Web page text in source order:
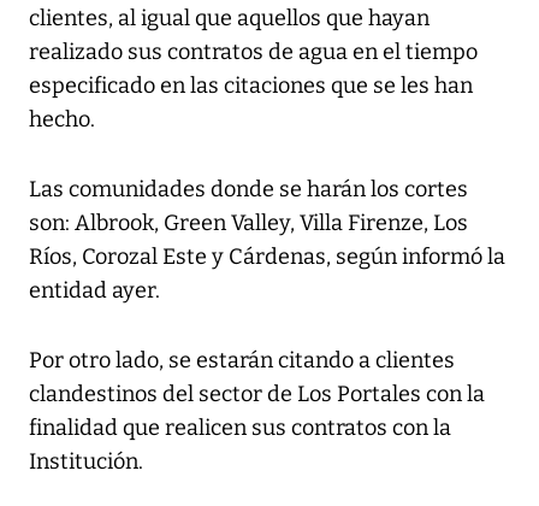
clientes, al igual que aquellos que hayan
realizado sus contratos de agua en el tiempo
especificado en las citaciones que se les han
hecho.
Las comunidades donde se harán los cortes
son: Albrook, Green Valley, Villa Firenze, Los
Ríos, Corozal Este y Cárdenas, según informó la
entidad ayer.
Por otro lado, se estarán citando a clientes
clandestinos del sector de Los Portales con la
finalidad que realicen sus contratos con la
Institución.